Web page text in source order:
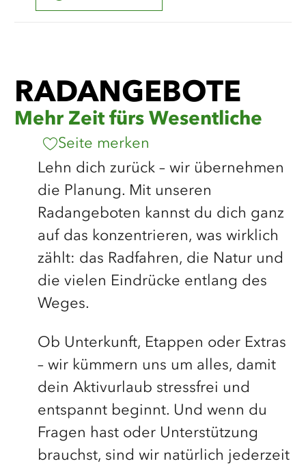
RADANGEBOTE
Mehr Zeit fürs Wesentliche
Seite merken
Lehn dich zurück – wir übernehmen
die Planung. Mit unseren
Radangeboten kannst du dich ganz
auf das konzentrieren, was wirklich
zählt: das Radfahren, die Natur und
die vielen Eindrücke entlang des
Weges.
Ob Unterkunft, Etappen oder Extras
– wir kümmern uns um alles, damit
dein Aktivurlaub stressfrei und
entspannt beginnt. Und wenn du
Fragen hast oder Unterstützung
brauchst, sind wir natürlich jederzeit